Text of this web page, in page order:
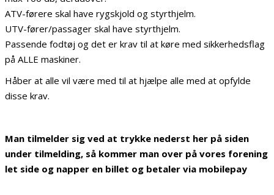
ATV-førere skal have rygskjold og styrthjelm.
UTV-fører/passager skal have styrthjelm.
Passende fodtøj og det er krav til at køre med sikkerhedsflag
på ALLE maskiner.
Håber at alle vil være med til at hjælpe alle med at opfylde
disse krav.
Man tilmelder sig ved at trykke nederst her på siden
under tilmelding, så kommer man over på vores forening
let side og napper en billet og betaler via mobilepay